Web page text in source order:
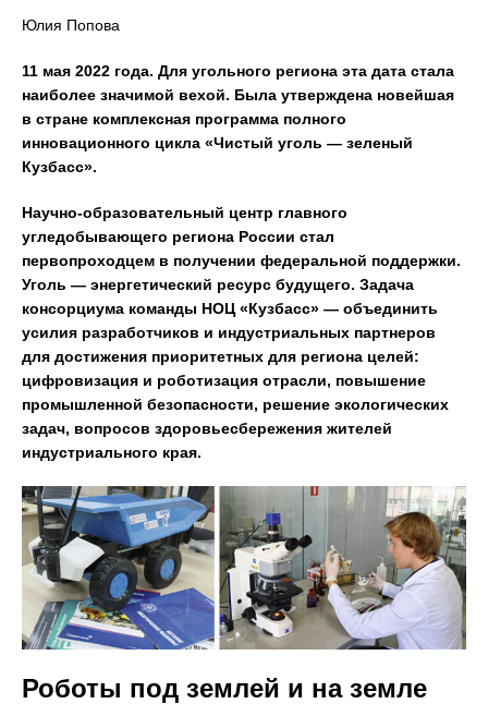
Юлия Попова
11 мая 2022 года. Для угольного региона эта дата стала
наиболее значимой вехой. Была утверждена новейшая
в стране комплексная программа полного
инновационного цикла «Чистый уголь — зеленый
Кузбасс».
Научно-образовательный центр главного
угледобывающего региона России стал
первопроходцем в получении федеральной поддержки.
Уголь — энергетический ресурс будущего. Задача
консорциума команды НОЦ «Кузбасс» — объединить
усилия разработчиков и индустриальных партнеров
для достижения приоритетных для региона целей:
цифровизация и роботизация отрасли, повышение
промышленной безопасности, решение экологических
задач, вопросов здоровьесбережения жителей
индустриального края.
Роботы под землей и на земле